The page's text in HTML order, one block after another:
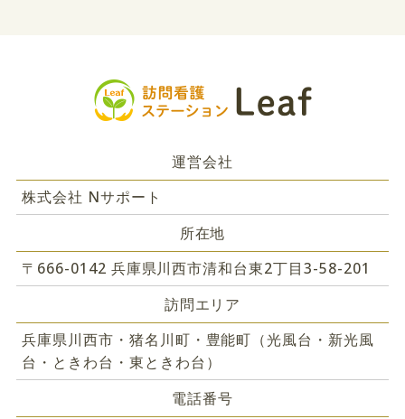
運営会社
株式会社 Nサポート
所在地
〒666-0142 兵庫県川西市清和台東2丁目3-58-201
訪問エリア
兵庫県川西市・猪名川町・豊能町（光風台・新光風
台・ときわ台・東ときわ台）
電話番号